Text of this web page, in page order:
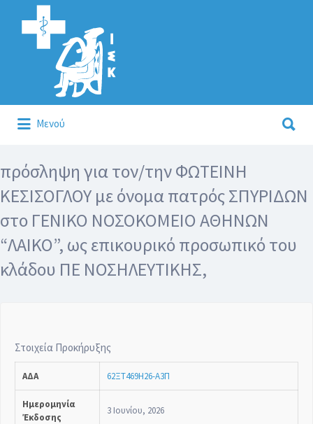
Αναζήτηση
για:
Μενού
για:
πρόσληψη για τον/την ΦΩΤΕΙΝΗ
ΚΕΣΙΣΟΓΛΟΥ με όνομα πατρός ΣΠΥΡΙΔΩΝ
στο ΓΕΝΙΚΟ ΝΟΣΟΚΟΜΕΙΟ ΑΘΗΝΩΝ
“ΛΑΙΚΟ”, ως επικουρικό προσωπικό του
κλάδου ΠΕ ΝΟΣΗΛΕΥΤΙΚΗΣ,
Στοιχεία Προκήρυξης
ΑΔΑ 62ΞΤ469Η26-Α3Π
Ημερομηνία
Έκδοσης
3 Ιουνίου, 2026